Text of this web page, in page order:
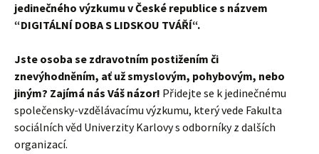
jedinečného výzkumu v České republice s názvem
“DIGITÁLNÍ DOBA S LIDSKOU TVÁŘÍ“.
Jste osoba se zdravotním postižením či
znevýhodněním, ať už smyslovým, pohybovým, nebo
jiným? Zajímá nás Váš názor! Přidejte se k jedinečnému
společensky-vzdělávacímu výzkumu, který vede Fakulta
sociálních věd Univerzity Karlovy s odborníky z dalších
organizací.